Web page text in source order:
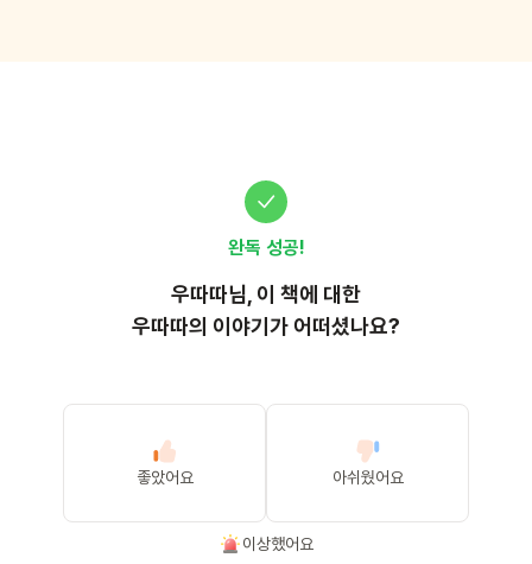
완독 성공!
우따따님, 이 책에 대한
우따따의 이야기가 어떠셨나요?
좋았어요 아쉬웠어요
이상했어요